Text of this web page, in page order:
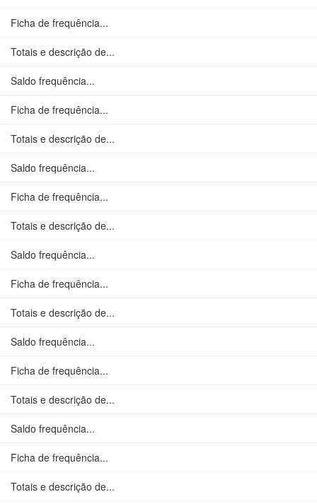
Ficha de frequência...
Totais e descrição de...
Saldo frequência...
Ficha de frequência...
Totais e descrição de...
Saldo frequência...
Ficha de frequência...
Totais e descrição de...
Saldo frequência...
Ficha de frequência...
Totais e descrição de...
Saldo frequência...
Ficha de frequência...
Totais e descrição de...
Saldo frequência...
Ficha de frequência...
Totais e descrição de...